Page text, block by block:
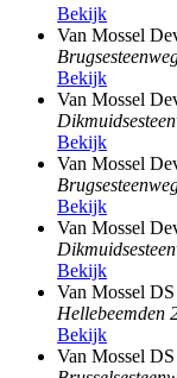
Bekijk
Van Mossel
Bekijk
Van Mossel
Bekijk
Van Mossel
Bekijk
Van Mossel
Bekijk
Van Mossel
Hellebeemden
Bekijk
Van Mossel